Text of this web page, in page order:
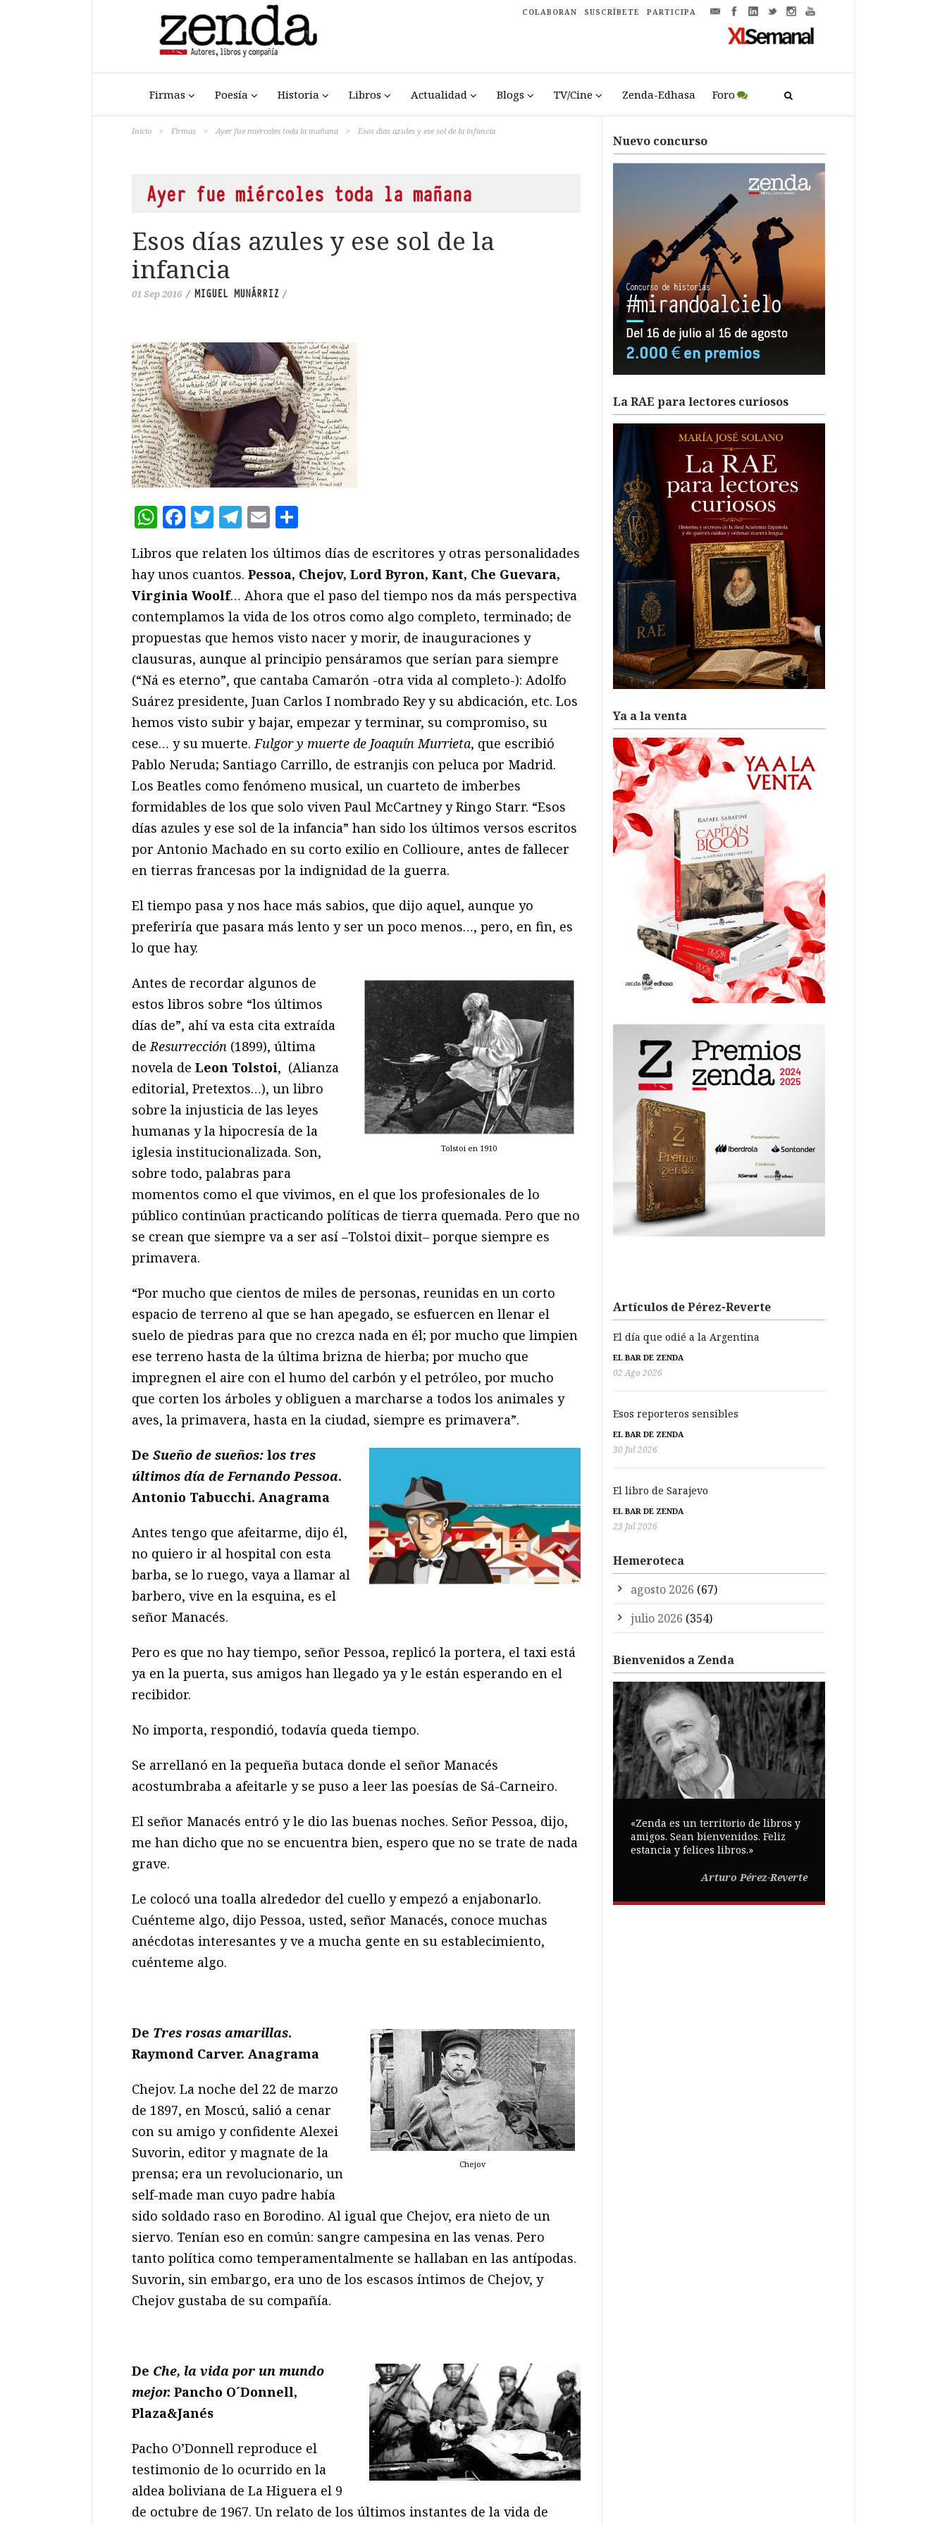
COLABORAN SUSCRÍBETE PARTICIPA
Firmas Poesía Historia Libros Actualidad Blogs TV/Cine Zenda-Edhasa Foro
Inicio > Firmas > Ayer fue miércoles toda la mañana > Esos días azules y ese sol de la infancia
Ayer fue miércoles toda la mañana
Esos días azules y ese sol de la
infancia
01 Sep 2016 / MIGUEL MUNÁRRIZ /
WhatsApp
Facebook
Twitter
Telegram
Email
Libros que relaten los últimos días de escritores y otras personalidades
hay unos cuantos. Pessoa, Chejov, Lord Byron, Kant, Che Guevara,
Virginia Woolf… Ahora que el paso del tiempo nos da más perspectiva
contemplamos la vida de los otros como algo completo, terminado; de
propuestas que hemos visto nacer y morir, de inauguraciones y
clausuras, aunque al principio pensáramos que serían para siempre
(“Ná es eterno”, que cantaba Camarón -otra vida al completo-): Adolfo
Suárez presidente, Juan Carlos I nombrado Rey y su abdicación, etc. Los
hemos visto subir y bajar, empezar y terminar, su compromiso, su
cese… y su muerte.Fulgor y muerte de Joaquín Murrieta, que escribió
Pablo Neruda; Santiago Carrillo, de estranjis con peluca por Madrid.
Los Beatles como fenómeno musical, un cuarteto de imberbes
formidables de los que solo viven Paul McCartney y Ringo Starr. “Esos
días azules y ese sol de la infancia” han sido los últimos versos escritos
por Antonio Machado en su corto exilio en Collioure, antes de fallecer
en tierras francesas por la indignidad de la guerra.
El tiempo pasa y nos hace más sabios, que dijo aquel, aunque yo
preferiría que pasara más lento y ser un poco menos…, pero, en fin, es
lo que hay.
Tolstoi en 1910
Antes de recordar algunos de
estos libros sobre “los últimos
días de”, ahí va esta cita extraída
deResurrección (1899), última
novela de Leon Tolstoi, (Alianza
editorial, Pretextos…), un libro
sobre la injusticia de las leyes
humanas y la hipocresía de la
iglesia institucionalizada. Son,
sobre todo, palabras para
momentos como el que vivimos, en el que los profesionales de lo
público continúan practicando políticas de tierra quemada. Pero que no
se crean que siempre va a ser así –Tolstoi dixit– porque siempre es
primavera.
“Por mucho que cientos de miles de personas, reunidas en un corto
espacio de terreno al que se han apegado, se esfuercen en llenar el
suelo de piedras para que no crezca nada en él; por mucho que limpien
ese terreno hasta de la última brizna de hierba; por mucho que
impregnen el aire con el humo del carbón y el petróleo, por mucho
que corten los árboles y obliguen a marcharse a todos los animales y
aves, la primavera, hasta en la ciudad, siempre es primavera”.
De Sueño de sueños: los tres
últimos día de Fernando Pessoa.
Antonio Tabucchi. Anagrama
Antes tengo que afeitarme, dijo él,
no quiero ir al hospital con esta
barba, se lo ruego, vaya a llamar al
barbero, vive en la esquina, es el
señor Manacés.
Pero es que no hay tiempo, señor Pessoa, replicó la portera, el taxi está
ya en la puerta, sus amigos han llegado ya y le están esperando en el
recibidor.
No importa, respondió, todavía queda tiempo.
Se arrellanó en la pequeña butaca donde el señor Manacés
acostumbraba a afeitarle y se puso a leer las poesías de Sá-Carneiro.
El señor Manacés entró y le dio las buenas noches. Señor Pessoa, dijo,
me han dicho que no se encuentra bien, espero que no se trate de nada
grave.
Le colocó una toalla alrededor del cuello y empezó a enjabonarlo.
Cuénteme algo, dijo Pessoa, usted, señor Manacés, conoce muchas
anécdotas interesantes y ve a mucha gente en su establecimiento,
cuénteme algo.
Chejov
De Tres rosas amarillas.
Raymond Carver. Anagrama
Chejov. La noche del 22 de marzo
de 1897, en Moscú, salió a cenar
con su amigo y confidente Alexei
Suvorin, editor y magnate de la
prensa; era un revolucionario, un
self-made man cuyo padre había
sido soldado raso en Borodino. Al igual que Chejov, era nieto de un
siervo. Tenían eso en común: sangre campesina en las venas. Pero
tanto política como temperamentalmente se hallaban en las antípodas.
Suvorin, sin embargo, era uno de los escasos íntimos de Chejov, y
Chejov gustaba de su compañía.
De Che, la vida por un mundo
mejor. Pancho O´Donnell,
Plaza&Janés
Pacho O’Donnell reproduce el
testimonio de lo ocurrido en la
aldea boliviana de La Higuera el 9
de octubre de 1967. Un relato de los últimos instantes de la vida de
Nuevo concurso
La RAE para lectores curiosos
Ya a la venta
Artículos de Pérez-Reverte
El día que odié a la Argentina
EL BAR DE ZENDA
02 Ago 2026
Esos reporteros sensibles
EL BAR DE ZENDA
30 Jul 2026
El libro de Sarajevo
EL BAR DE ZENDA
23 Jul 2026
Hemeroteca
agosto 2026 (67)
julio 2026 (354)
Bienvenidos a Zenda
«Zenda es un territorio de libros y
amigos. Sean bienvenidos. Feliz
estancia y felices libros.»
Arturo Pérez-Reverte